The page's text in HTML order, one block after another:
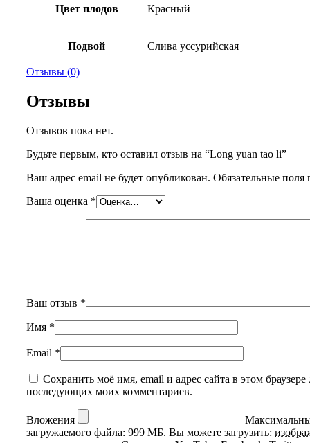
Цвет плодов Красный
Подвой Слива уссурийская
Отзывы (0)
Отзывы
Отзывов пока нет.
Будьте первым, кто оставил отзыв на “Long yuan tao li”
Ваш адрес email не будет опубликован. Обязательные
Ваша оценка *
Ваш отзыв *
Имя *
Email *
Сохранить моё имя, email и адрес сайта в этом браузере
последующих моих комментариев.
Вложения
загружаемого файла: 999 МБ. Вы можете загрузить: